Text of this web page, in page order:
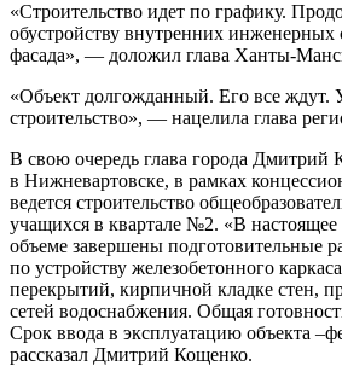
«Строительство идет по графику.
обустройству внутренних инженерных
фасада», — доложил глава Ханты-
«Объект долгожданный. Его все ждут.
строительство», — нацелила глава
В свою очередь глава города Дмитрий
в Нижневартовске, в рамках
ведется строительство
учащихся в квартале №2. «В
объеме завершены подготовительные
по устройству железобетонного
перекрытий, кирпичной кладке стен,
сетей водоснабжения. Общая
Срок ввода в эксплуатацию объекта
рассказал Дмитрий Кощенко.